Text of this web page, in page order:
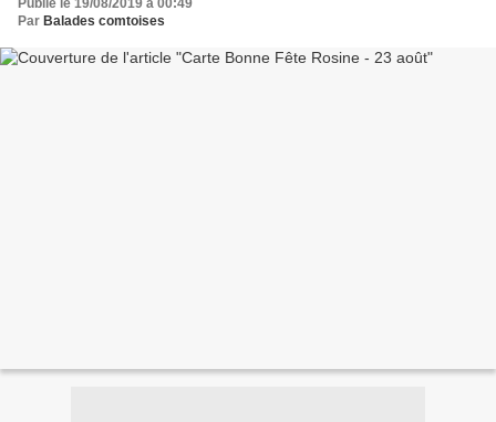
Publié le 19/08/2019 à 00:49
Par Balades comtoises